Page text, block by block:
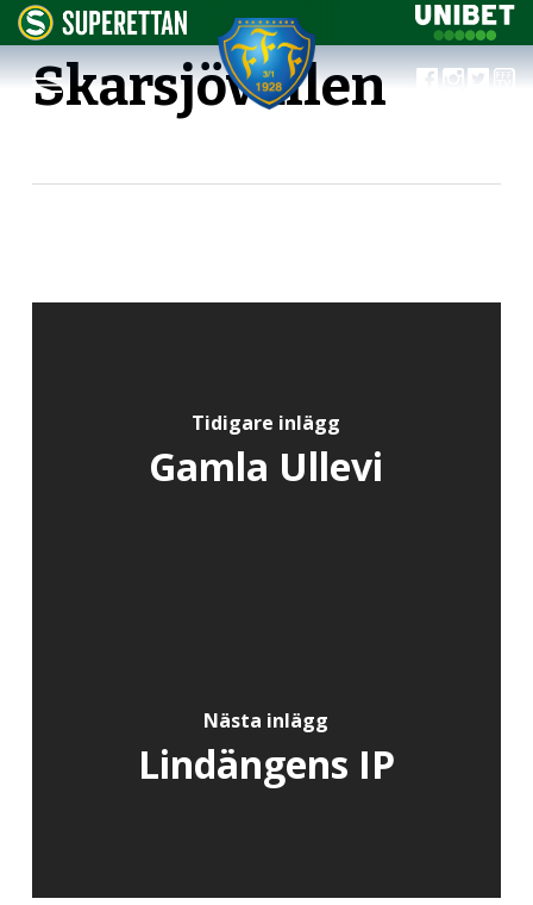
Skarsjövallen
Tidigare inlägg
Gamla Ullevi
Nästa inlägg
Lindängens IP